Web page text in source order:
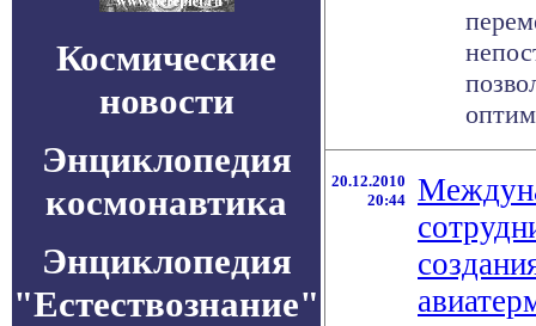
Космические
новости
Энциклопедия
космонавтика
Энциклопедия
"Естествознание"
20.12.2010
20:44